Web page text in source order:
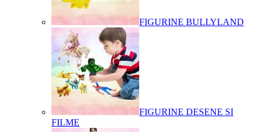
FIGURINE BULLYLAND
FIGURINE DESENE SI
FILME